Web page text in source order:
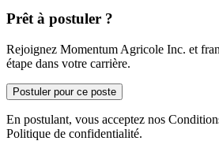
Prêt à postuler ?
Rejoignez Momentum Agricole Inc. et
étape dans votre carrière.
Postuler pour ce poste
En postulant, vous acceptez nos
Politique de confidentialité.